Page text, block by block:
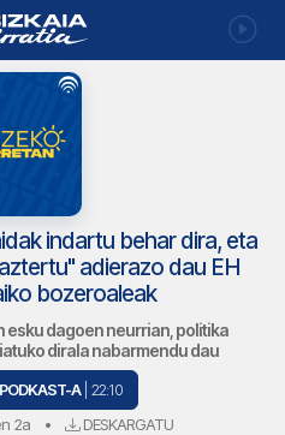
indartu behar dira, eta
adierazo dau EH
bozeroaleak
dagoen neurrian, politika
dirala nabarmendu dau
A | 22:10
2a • DESKARGATU